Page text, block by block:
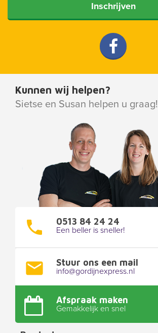
Inschrijven
Kunnen wij helpen?
Sietse en Susan helpen u graag!
0513 84 24 24
Een beller is sneller!
Stuur ons een mail
info@gordijnexpress.nl
Afspraak maken
Gemakkelijk en snel